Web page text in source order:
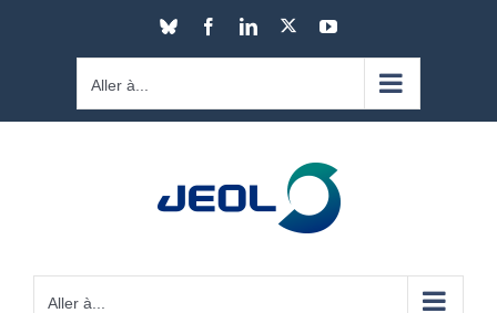
Bluesky FacebookLinkedIn YouTube
Aller à...
Aller à...